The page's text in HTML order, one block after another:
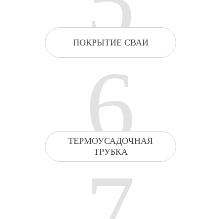
ПОКРЫТИЕ СВАИ
6
ТЕРМОУСАДОЧНАЯ
ТРУБКА